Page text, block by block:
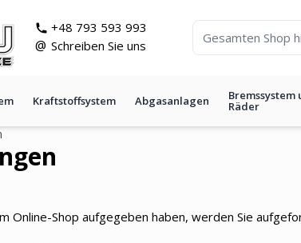
+48 793 593 993
@ Schreiben Sie uns
Kraftstoffsystem Abgasanlagen Bremssystem
Räder
Online-Shop aufgegeben haben, werden Sie